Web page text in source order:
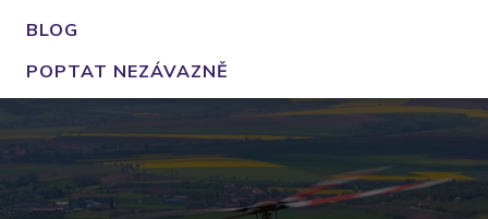
BLOG
POPTAT NEZÁVAZNĚ